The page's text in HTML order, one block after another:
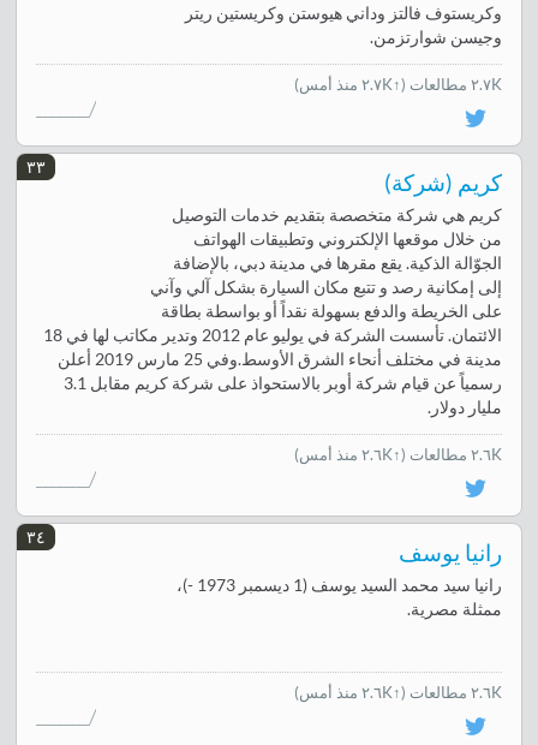
وكريستوف فالتز وداني هيوستن وكريستين ريتر
وجيسن شوارتزمن.
٢.٧K مطالعات (↑٢.٧K منذ أمس)
٣٣
كريم (شركة)
كريم هي شركة متخصصة بتقديم خدمات التوصيل
من خلال موقعها الإلكتروني وتطبيقات الهواتف
الجوّالة الذكية. يقع مقرها في مدينة دبي، بالإضافة
إلى إمكانية رصد و تتبع مكان السيارة بشكل آلي وآني
على الخريطة والدفع بسهولة نقداً أو بواسطة بطاقة
الائتمان. تأسست الشركة في يوليو عام 2012 وتدير مكاتب لها في 18
مدينة في مختلف أنحاء الشرق الأوسط.وفي 25 مارس 2019 أعلن
رسمياً عن قيام شركة أوبر بالاستحواذ على شركة كريم مقابل 3.1
مليار دولار.
٢.٦K مطالعات (↑٢.٦K منذ أمس)
٣٤
رانيا يوسف
رانيا سيد محمد السيد يوسف (1 ديسمبر 1973 -)،
ممثلة مصرية.
٢.٦K مطالعات (↑٢.٦K منذ أمس)